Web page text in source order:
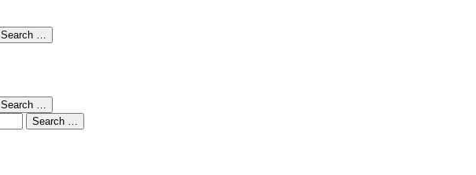
Search …
Search …
Search …